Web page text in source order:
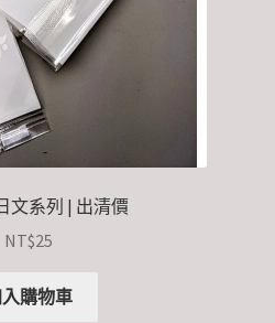
文系列 | 出清價
NT$25
購物車